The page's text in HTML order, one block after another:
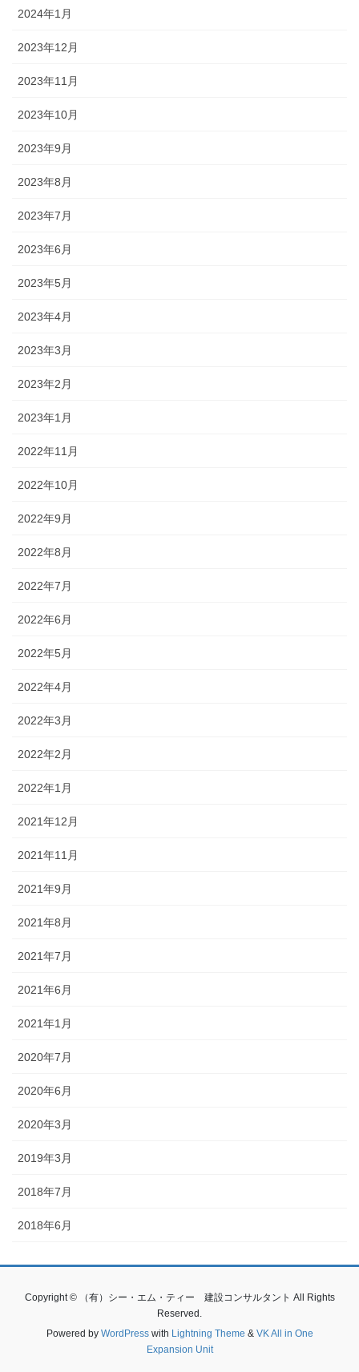
2024年1月
2023年12月
2023年11月
2023年10月
2023年9月
2023年8月
2023年7月
2023年6月
2023年5月
2023年4月
2023年3月
2023年2月
2023年1月
2022年11月
2022年10月
2022年9月
2022年8月
2022年7月
2022年6月
2022年5月
2022年4月
2022年3月
2022年2月
2022年1月
2021年12月
2021年11月
2021年9月
2021年8月
2021年7月
2021年6月
2021年1月
2020年7月
2020年6月
2020年3月
2019年3月
2018年7月
2018年6月
Copyright © （有）シー・エム・ティー 建設コンサルタント All Rights
Reserved.
Powered by WordPresswith Lightning Theme & VK All in One
Expansion Unit